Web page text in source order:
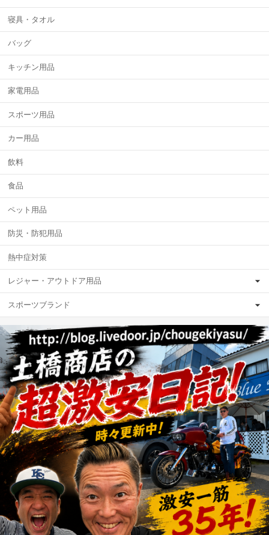
寝具・タオル
バッグ
キッチン用品
家電用品
スポーツ用品
カー用品
飲料
食品
ペット用品
防災・防犯用品
熱中症対策
レジャー・アウトドア用品
スポーツブランド